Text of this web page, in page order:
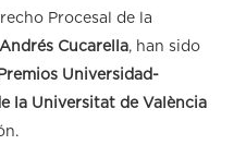
Procesal de la
Cucarella, han sido
Premios Universidad-
la Universitat de València